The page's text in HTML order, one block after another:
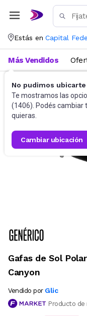
Estás en Capital
No pudimos ubicarte
Te mostramos las
(1406). Podés cambiar
quieras.
cambiar ubicación
Más Vendidos
Accesorios
Gafas de Sol
Canyon
Vendido por Glic
Producto